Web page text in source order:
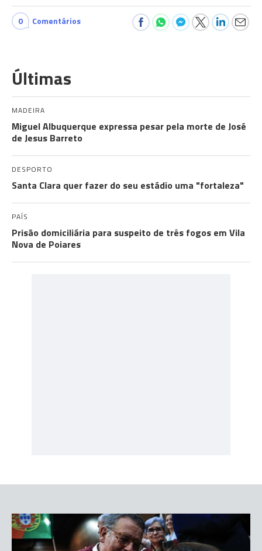
0 Comentários
Últimas
MADEIRA
Miguel Albuquerque expressa pesar pela morte de José
de Jesus Barreto
DESPORTO
Santa Clara quer fazer do seu estádio uma "fortaleza"
PAÍS
Prisão domiciliária para suspeito de três fogos em Vila
Nova de Poiares